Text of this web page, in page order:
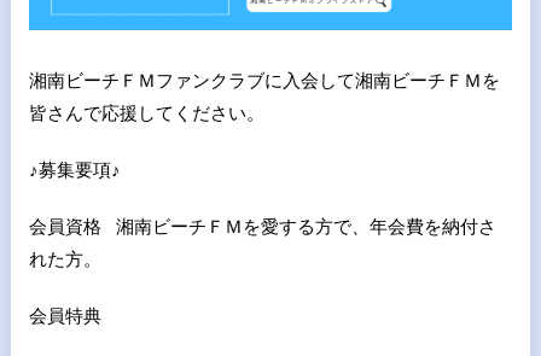
湘南ビーチＦＭファンクラブに入会して湘南ビーチＦＭを
皆さんで応援してください。
♪募集要項♪
会員資格 湘南ビーチＦＭを愛する方で、年会費を納付さ
れた方。
会員特典